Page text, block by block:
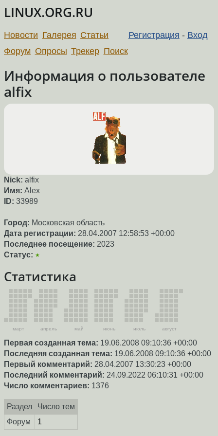
LINUX.ORG.RU
Регистрация - Вход
Новости Галерея Статьи
Форум Опросы Трекер Поиск
Информация о пользователе
alfix
Nick: alfix
Имя: Alex
ID: 33989
Город: Московская область
Дата регистрации: 28.04.2007 12:58:53 +00:00
Последнее посещение: 2023
Статус: ★
Статистика
март апрель май июнь июль август
Первая созданная тема: 19.06.2008 09:10:36 +00:00
Последняя созданная тема: 19.06.2008 09:10:36 +00:00
Первый комментарий: 28.04.2007 13:30:23 +00:00
Последний комментарий: 24.09.2022 06:10:31 +00:00
Число комментариев: 1376
Раздел
Число тем
Форум
1